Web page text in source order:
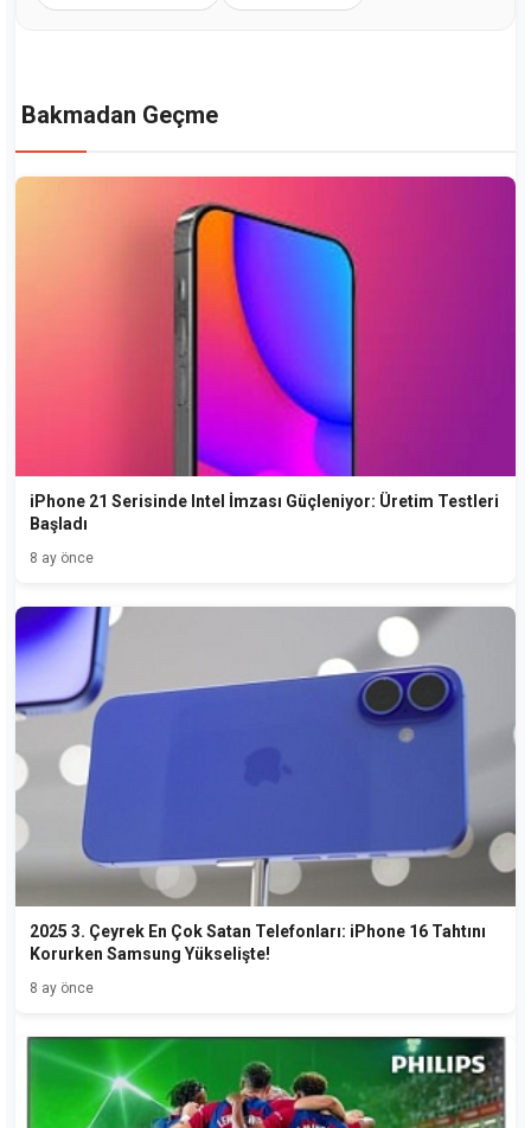
Bakmadan Geçme
iPhone 21 Serisinde Intel İmzası Güçleniyor: Üretim Testleri
Başladı
8 ay önce
2025 3. Çeyrek En Çok Satan Telefonları: iPhone 16 Tahtını
Korurken Samsung Yükselişte!
8 ay önce